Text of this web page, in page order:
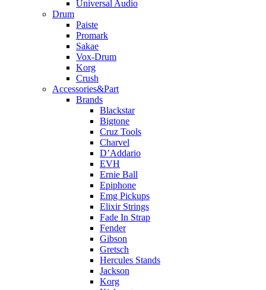
Universal Audio
Drum
Paiste
Promark
Sakae
Vox-Drum
Korg
Crush
Accessories&Part
Brands
Blackstar
Bigtone
Cruz Tools
Charvel
D’Addario
EVH
Ernie Ball
Epiphone
Emg Pickups
Elixir Strings
Fade In Strap
Fender
Gibson
Gretsch
Hercules Stands
Jackson
Korg